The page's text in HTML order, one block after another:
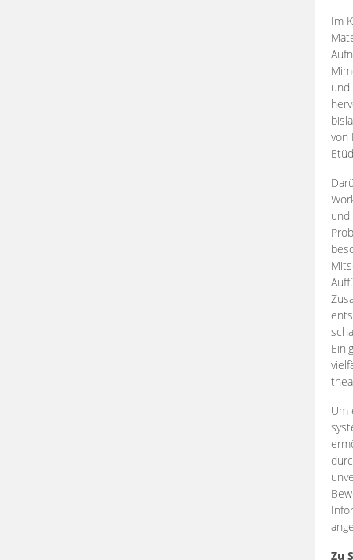
Im
und
von
und
Um
Zu